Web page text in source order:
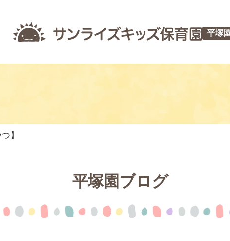
平塚
】
平塚園ブログ